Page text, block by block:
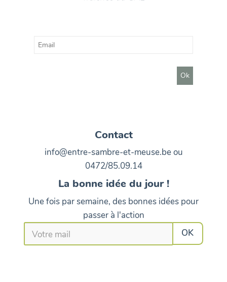
Contact
info@entre-sambre-et-meuse.be ou
0472/85.09.14
La bonne idée du jour !
Une fois par semaine, des bonnes idées pour
passer à l'action